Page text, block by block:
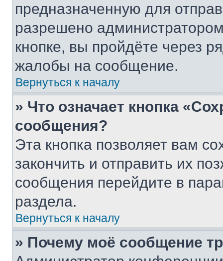
предназначенную для
разрешено
кнопке, вы пройдёте через
жалобы на сообщение.
Вернуться к началу
» Что означает кнопка
сообщения?
Эта кнопка позволяет вам
закончить и отправить их
сообщения перейдите в
раздела.
Вернуться к началу
» Почему моё сообщение